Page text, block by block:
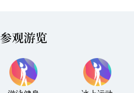
参观游览